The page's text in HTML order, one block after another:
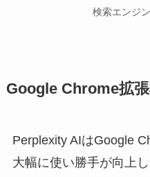
検索エンジ
Google Chrome拡
Perplexity AIはGoogle
大幅に使い勝手が向上